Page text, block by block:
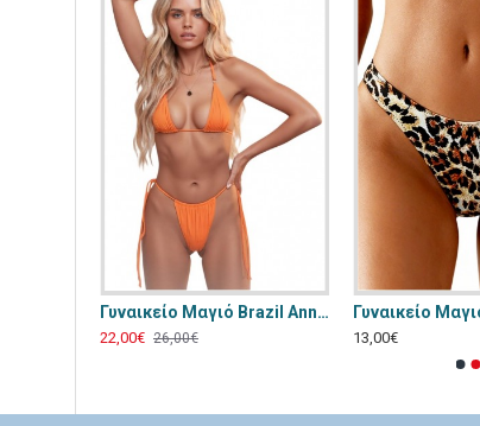
Γυναικείο Μαγιό Brazil Annamu Πορτοκαλί A-1053
22,00€ 26,00€ 13,00€